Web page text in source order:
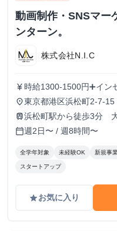
動画制作・SNSマー
ンターン。
株式会社N.I.C
currency_yen 時給1300-1500円➕イン
place東京都港区浜松町2-7-
train浜松町駅から徒歩3分
calendar_today週2日〜 / 週8時間〜
全学年対象 未経験OK 新規事
スタートアップ
gradeお気に入り